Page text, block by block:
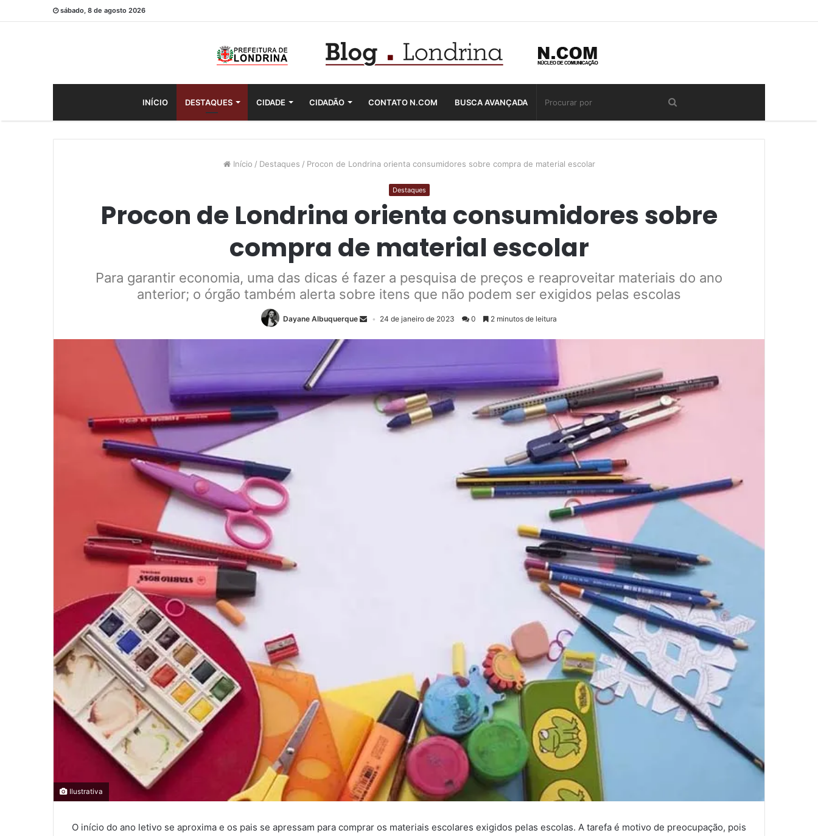
sábado, 8 de agosto 2026
INÍCIO DESTAQUES CIDADE CIDADÃO CONTATO N.COM BUSCA AVANÇADA
Início / Destaques / Procon de Londrina orienta consumidores sobre compra de material escolar
Destaques
Procon de Londrina orienta consumidores sobre
compra de material escolar
Para garantir economia, uma das dicas é fazer a pesquisa de preços e reaproveitar materiais do ano
anterior; o órgão também alerta sobre itens que não podem ser exigidos pelas escolas
Dayane Albuquerque 24 de janeiro de 2023 0 2 minutos de leitura
Ilustrativa
O início do ano letivo se aproxima e os pais se apressam para comprar os materiais escolares exigidos pelas escolas. A tarefa é motivo de preocupação, pois